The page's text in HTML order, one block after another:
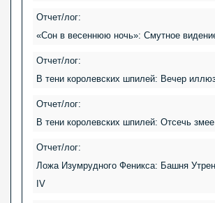
Отчет/лог:
«Сон в весеннюю ночь»: Смутное
Отчет/лог:
В тени королевских шпилей: Вечер
Отчет/лог:
В тени королевских шпилей: Отсечь
Отчет/лог:
Ложа Изумрудного Феникса: Башня
IV